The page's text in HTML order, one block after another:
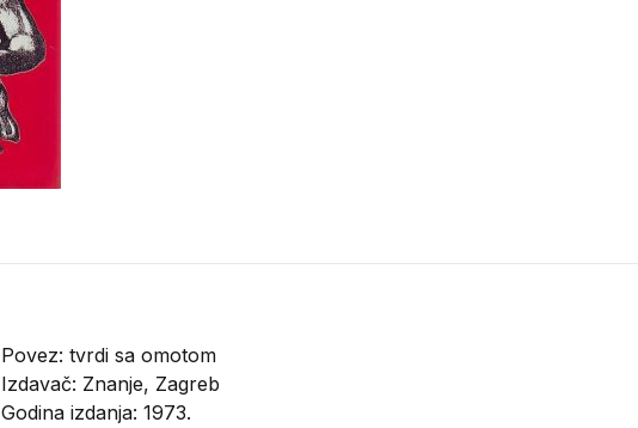
Povez: tvrdi sa omotom
Izdavač: Znanje, Zagreb
Godina izdanja: 1973.